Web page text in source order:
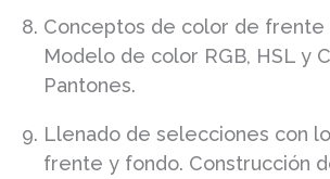
Conceptos de color de frente
Modelo de color RGB, HSL y
Pantones.
Llenado de selecciones con
frente y fondo. Construcción